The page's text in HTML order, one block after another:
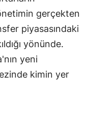
gerçekten
piyasasındaki
yönünde.
yeni
kimin yer